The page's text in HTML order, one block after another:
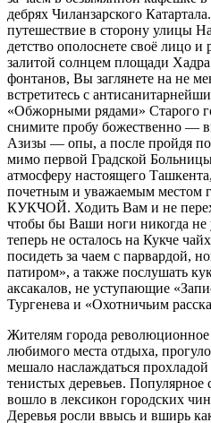
дебрях Чиланзарского
путешествие в сторону улицы
детство ополоснете своё лицо
залитой солнцем площади
фонтанов, Вы заглянете на не
встретитесь с
«Обжорными рядами» Старого
снимите пробу божественно —
Азизы — опы, а после пройдя
мимо первой Градской
атмосферу настоящего
почетным и уважаемым местом
КУКЧОЙ. Ходить Вам и не
чтобы бы Ваши ноги никогда не
теперь не осталось на Кукче
посидеть за чаем с парвардой,
патиром», а также послушать
аксакалов, не уступающие
Тургенева и «Охотничьим
Жителям города революционное
любимого места отдыха,
мешало наслаждаться
тенистых деревьев.
вошло в лексикон городских
Деревья росли ввысь и вширь